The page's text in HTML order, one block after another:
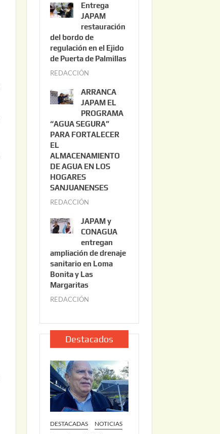
o
s
t
o
3
2
0
2
6
Entrega
JAPAM
restauración
del bordo de
regulación en el Ejido
de Puerta de Palmillas
REDACCIÓN
l
i
o
2
0
ARRANCA
JAPAM EL
PROGRAMA
“AGUA SEGURA”
PARA FORTALECER
EL
ALMACENAMIENTO
DE AGUA EN LOS
HOGARES
SANJUANENSES
REDACCIÓN
l
i
o
2
2
2
6
JAPAM y
CONAGUA
entregan
ampliación de drenaje
sanitario en Loma
Bonita y Las
Margaritas
REDACCIÓN
l
i
o
2
2
,
2
0
2
Destacados
DESTACADAS NOTICIAS